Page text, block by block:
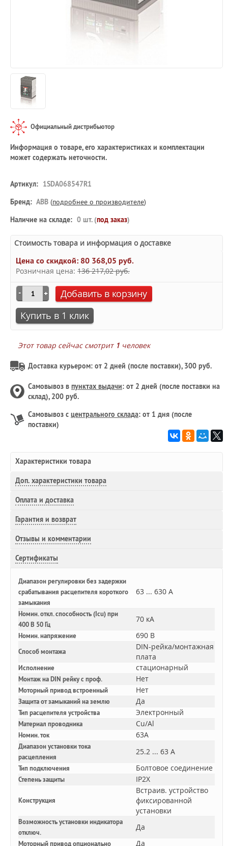
Официальный дистрибьютор
Информация о товаре, его характеристиках и комплектации
может содержать неточности.
Артикул: 1SDA068547R1
Бренд: ABB (подробнее о производителе)
Наличие на складе: 0 шт. (под заказ)
Стоимость товара и информация о доставке
Цена со скидкой: 80 368,05 руб.
Розничная цена: 136 217,02 руб.
Добавить в корзину
Купить в 1 клик
Этот товар сейчас смотрит 1 человек
Доставка курьером: от 2 дней (после поставки), 300 руб.
Самовывоз в пунктах выдачи: от 2 дней (после поставки на
склад), 200 руб.
Самовывоз с центрального склада: от 1 дня (после
поставки)
Характеристики товара
Доп. характеристики товара
Оплата и доставка
Гарантия и возврат
Отзывы и комментарии
Сертификаты
Диапазон регулировки без задержки
срабатывания расцепителя короткого
замыкания
63 ... 630 А
Номин. откл. способность (Icu) при
400 В 50 Гц
70 кА
Номин. напряжение 690 В
Способ монтажа
DIN-рейка/монтажная
плата
Исполнение стационарный
Монтаж на DIN рейку с проф. Нет
Моторный привод встроенный Нет
Защита от замыканий на землю Да
Тип расцепителя устройства Электронный
Материал проводника Cu/Al
Номин. ток 63A
Диапазон установки тока
расцепления
25.2 ... 63 А
Тип подключения Болтовое соединение
Степень защиты IP2X
Конструкция
Встраив. устройство
фиксированной
установки
Возможность установки индикатора
отключ.
Да
Моторный привод опционально Да